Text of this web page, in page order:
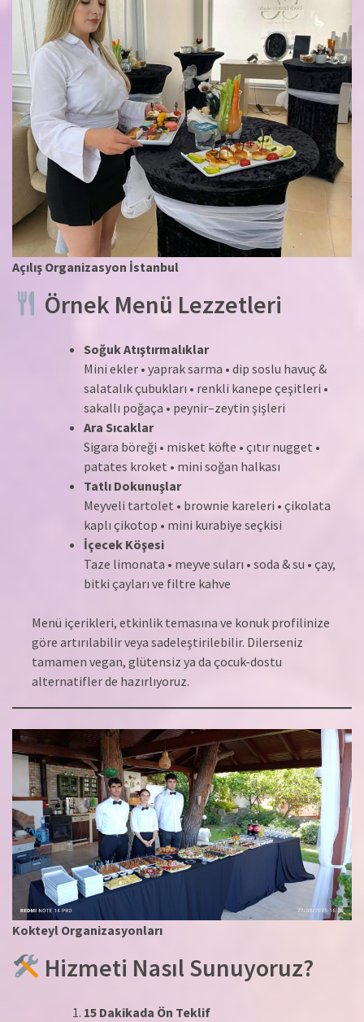
Açılış Organizasyon İstanbul
Örnek Menü Lezzetleri
Soğuk Atıştırmalıklar
Mini ekler • yaprak sarma • dip soslu havuç &
salatalık çubukları • renkli kanepe çeşitleri •
sakallı poğaça • peynir–zeytin şişleri
Ara Sıcaklar
Sigara böreği • misket köfte • çıtır nugget •
patates kroket • mini soğan halkası
Tatlı Dokunuşlar
Meyveli tartolet • brownie kareleri • çikolata
kaplı çikotop • mini kurabiye seçkisi
İçecek Köşesi
Taze limonata • meyve suları • soda & su • çay,
bitki çayları ve filtre kahve
Menü içerikleri, etkinlik temasına ve konuk profilinize
göre artırılabilir veya sadeleştirilebilir. Dilerseniz
tamamen vegan, glütensiz ya da çocuk-dostu
alternatifler de hazırlıyoruz.
Kokteyl Organizasyonları
Hizmeti Nasıl Sunuyoruz?
15 Dakikada Ön Teklif